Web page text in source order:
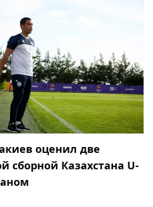
оценил две
сборной Казахстана U-